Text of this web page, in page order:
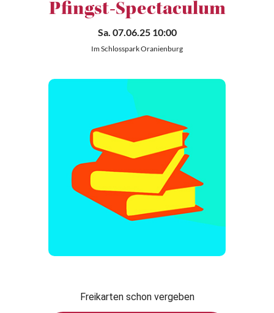
Pfingst-Spectaculum
Sa. 07.06.25 10:00
Im Schlosspark Oranienburg
Freikarten schon vergeben